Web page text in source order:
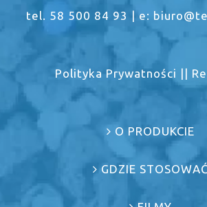
tel. 58 500 84 93 | e:
Polityka Prywatności ||
O PRODUKCIE
GDZIE STOSOWAĆ